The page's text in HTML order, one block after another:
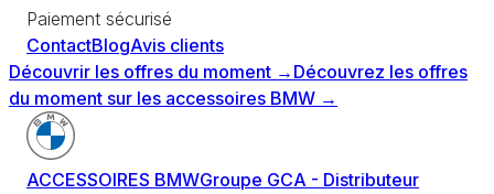
Paiement sécurisé
ContactBlogAvis clients
Découvrir les offres du moment → Découvrez les offres
du moment sur les accessoires BMW →
ACCESSOIRES BMWGroupe GCA - Distributeur